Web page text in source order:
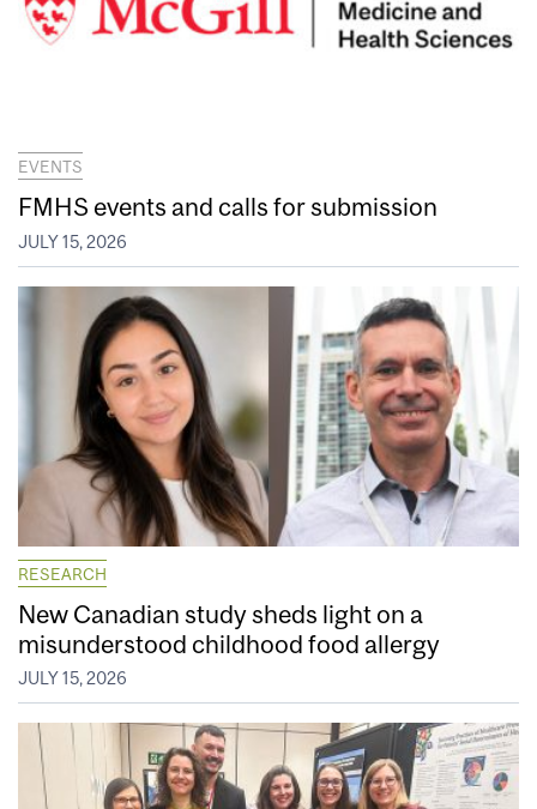
EVENTS
FMHS events and calls for submission
JULY 15, 2026
RESEARCH
New Canadian study sheds light on a
misunderstood childhood food allergy
JULY 15, 2026